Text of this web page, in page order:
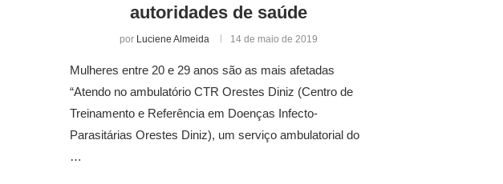
autoridades de saúde
por Luciene Almeida 14 de maio de 2019
Mulheres entre 20 e 29 anos são as mais afetadas
“Atendo no ambulatório CTR Orestes Diniz (Centro de
Treinamento e Referência em Doenças Infecto-
Parasitárias Orestes Diniz), um serviço ambulatorial do
…